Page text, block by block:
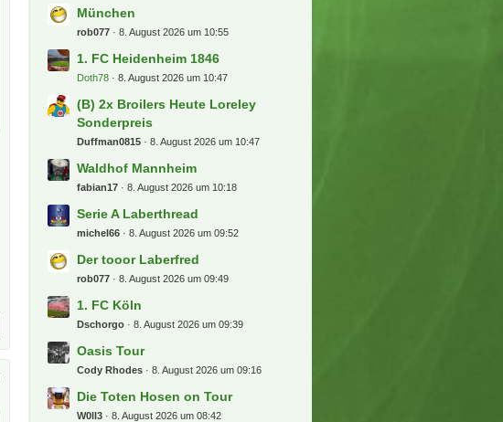
München
rob077 8. August 2026 um 10:55
1. FC Heidenheim 1846
Doth78 8. August 2026 um 10:47
(B) 2x Broilers Heute Loreley
Sonderpreis
Duffman0815 8. August 2026 um 10:47
Waldhof Mannheim
fabian17 8. August 2026 um 10:18
Serie A Laberthread
michel66 8. August 2026 um 09:52
Der tooor Laberfred
rob077 8. August 2026 um 09:49
1. FC Köln
Dschorgo 8. August 2026 um 09:39
Oasis Tour
Cody Rhodes 8. August 2026 um 09:16
Die Toten Hosen on Tour
W0ll3 8. August 2026 um 08:42